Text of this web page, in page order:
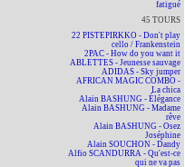
fatigué
45 TOURS
22 PISTEPIRKKO - Don't play
cello / Frankenstein
2PAC - How do you want it
ABLETTES - Jeunesse sauvage
ADIDAS - Sky jumper
AFRICAN MAGIC COMBO -
La chica
Alain BASHUNG - Élégance
Alain BASHUNG - Madame
rêve
Alain BASHUNG - Osez
Joséphine
Alain SOUCHON - Dandy
Alfio SCANDURRA - Qu'est-ce
qui ne va pas